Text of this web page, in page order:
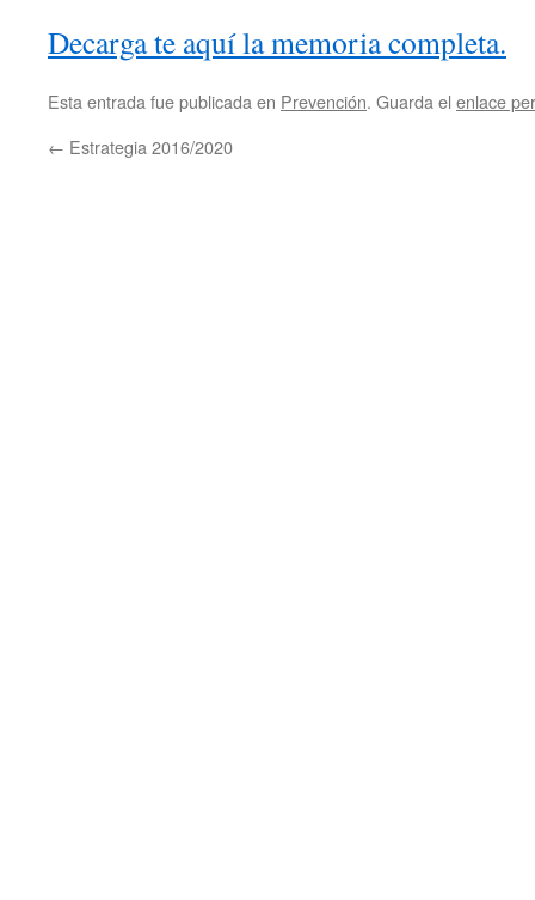
Decarga te aquí la memoria completa.
Esta entrada fue publicada en Prevención. Guarda el enlace
← Estrategia 2016/2020